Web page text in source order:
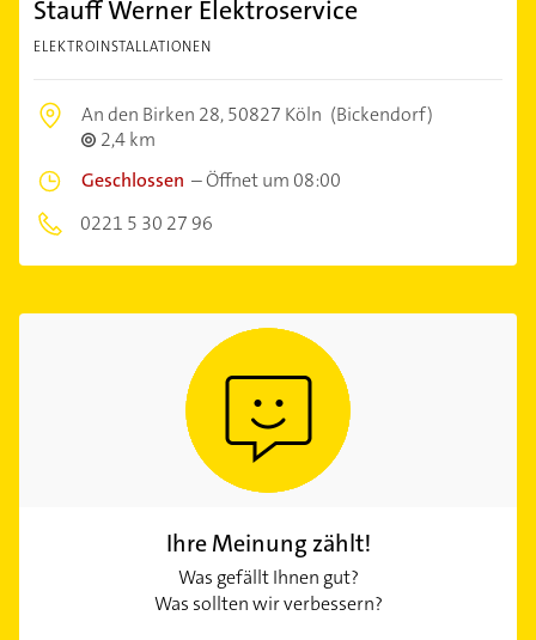
Stauff Werner Elektroservice
ELEKTROINSTALLATIONEN
An den Birken 28,50827 Köln (Bickendorf)
2,4 km
Geschlossen –Öffnet um 08:00
0221 5 30 27 96
Ihre Meinung zählt!
Was gefällt Ihnen gut?
Was sollten wir verbessern?